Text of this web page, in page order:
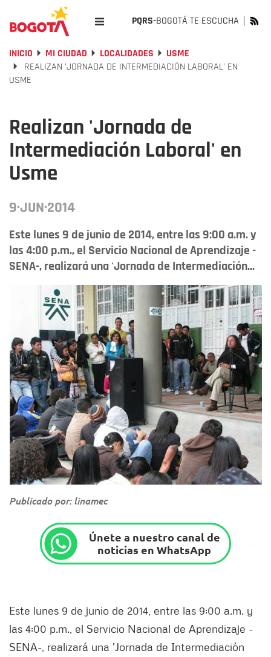
PQRS-BOGOTÁ TE ESCUCHA
INICIO MI CIUDAD LOCALIDADES
USME
REALIZAN 'JORNADA DE INTERMEDIACIÓN LABORAL' EN
USME
Realizan 'Jornada de
Intermediación Laboral' en
Usme
9·JUN·2014
Este lunes 9 de junio de 2014, entre las 9:00 a.m. y
las 4:00 p.m., el Servicio Nacional de Aprendizaje -
SENA-, realizará una 'Jornada de Intermediación...
Publicado por: linamec
Únete a nuestro canal de
noticias en WhatsApp
Este lunes 9 de junio de 2014, entre las 9:00 a.m. y
las 4:00 p.m., el Servicio Nacional de Aprendizaje -
SENA-, realizará una 'Jornada de Intermediación